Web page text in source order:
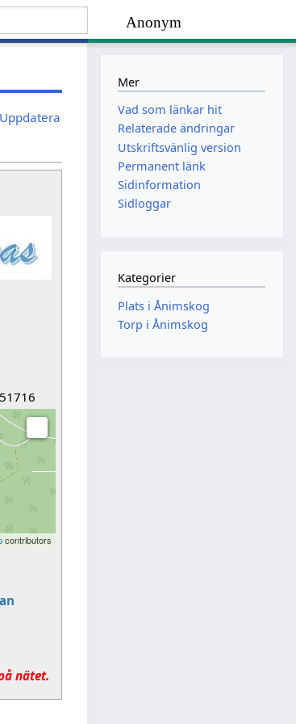
Anonym
Uppdatera
contributors
nätet.
Mer
Vad som länkar hit
Relaterade ändringar
Utskriftsvänlig version
Permanent länk
Sidinformation
Sidloggar
Kategorier
Plats i Ånimskog
Torp i Ånimskog